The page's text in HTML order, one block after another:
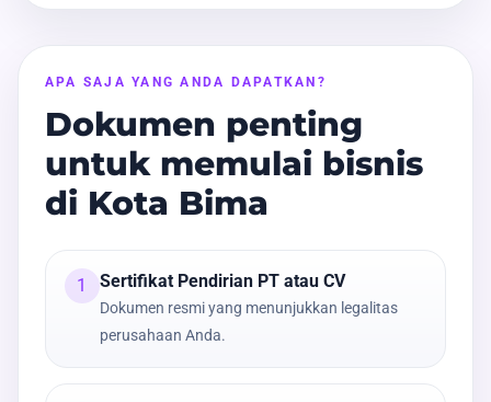
APA SAJA YANG ANDA DAPATKAN?
Dokumen penting
untuk memulai bisnis
di Kota Bima
1 Sertifikat Pendirian PT atau CV
Dokumen resmi yang menunjukkan legalitas
perusahaan Anda.